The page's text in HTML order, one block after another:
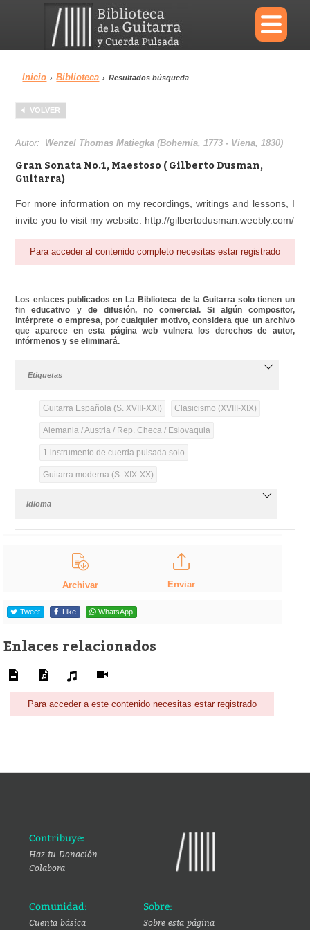
×
Menu
Biblioteca Diccionario
Reproductor
Inicio › Biblioteca › Resultados búsqueda
VOLVER
Autor: Wenzel Thomas Matiegka (Bohemia, 1773 - Viena, 1830)
Gran Sonata No.1, Maestoso ( Gilberto Dusman,
Guitarra)
For more information on my recordings, writings and lessons, I
invite you to visit my website: http://gilbertodusman.weebly.com/
Para acceder al contenido completo necesitas estar registrado
Los enlaces publicados en La Biblioteca de la Guitarra solo tienen un
fin educativo y de difusión, no comercial. Si algún compositor,
intérprete o empresa, por cualquier motivo, considera que un archivo
que aparece en esta página web vulnera los derechos de autor,
infórmenos y se eliminará.
Etiquetas
Guitarra Española (S. XVIII-XXI) Clasicismo (XVIII-XIX)
Alemania / Austria / Rep. Checa / Eslovaquia
1 instrumento de cuerda pulsada solo
Guitarra moderna (S. XIX-XX)
Idioma
Archivar Enviar
Tweet Like WhatsApp
Enlaces relacionados
Para acceder a este contenido necesitas estar registrado
Contribuye:
Haz tu Donación
Colabora
Comunidad:
Cuenta básica
Sobre:
Sobre esta página